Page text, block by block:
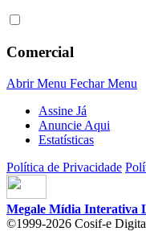
Comercial
Abrir Menu Fechar Menu
Assine Já
Anuncie Aqui
Estatísticas
Política de Privacidade
Megale Mídia Interativa
©1999-2026 Cosif-e